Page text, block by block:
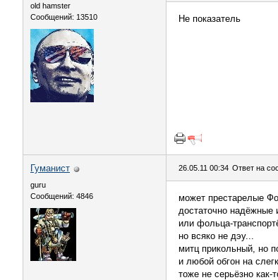
old hamster
Сообщений: 13510
Не показатель
Гуманист
guru
Сообщений: 4846
26.05.11 00:34 Ответ на
может престарелые
достаточно надёжные
или фольца-
но всяко не дэу...
митц прикольный, но
и любой обгон на
тоже не серьёзно